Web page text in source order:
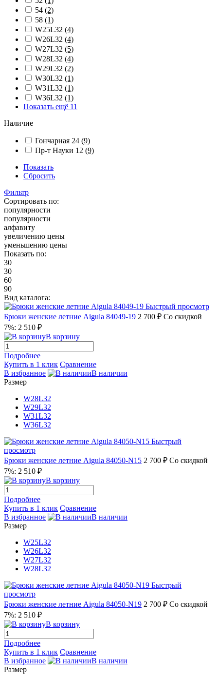
54 (2)
58 (1)
W25L32 (4)
W26L32 (4)
W27L32 (5)
W28L32 (4)
W29L32 (2)
W30L32 (1)
W31L32 (1)
W36L32 (1)
Показать ещё 11
Наличие
Гончарная 24 (9)
Пр-т Науки 12 (9)
Показать
Сбросить
Фильтр
Сортировать по:
популярности
популярности
алфавиту
увеличению цены
уменьшению цены
Показать по:
30
30
60
90
Вид каталога:
Быстрый просмотр
Брюки женские летние Aigula 84049-19 2 700 ₽ Со скидкой
7%: 2 510 ₽
В корзину
Подробнее
Купить в 1 клик Сравнение
В избранное
В наличии
Размер
W28L32
W29L32
W31L32
W36L32
Быстрый
просмотр
Брюки женские летние Aigula 84050-N15 2 700 ₽ Со скидкой
7%: 2 510 ₽
В корзину
Подробнее
Купить в 1 клик Сравнение
В избранное
В наличии
Размер
W25L32
W26L32
W27L32
W28L32
Быстрый
просмотр
Брюки женские летние Aigula 84050-N19 2 700 ₽ Со скидкой
7%: 2 510 ₽
В корзину
Подробнее
Купить в 1 клик Сравнение
В избранное
В наличии
Размер